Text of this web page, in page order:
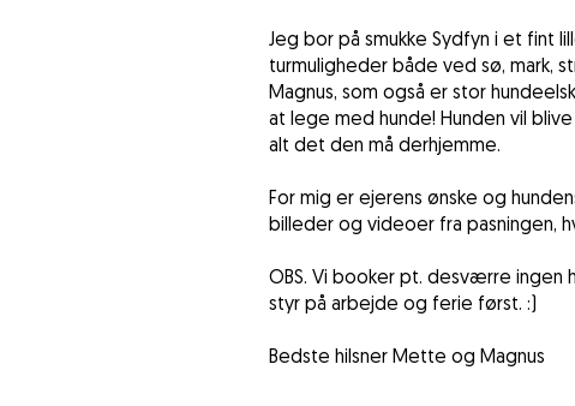
Jeg bor på smukke Sydfyn i et fint
turmuligheder både ved sø, mark,
Magnus, som også er stor
at lege med hunde! Hunden vil
alt det den må derhjemme.
For mig er ejerens ønske og
billeder og videoer fra pasningen,
OBS. Vi booker pt. desværre ingen
styr på arbejde og ferie først. :)
Bedste hilsner Mette og Magnus